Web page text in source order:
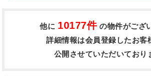
他に 10177件 の物件がござ
詳細情報は会員登録したお客
公開させていただいており